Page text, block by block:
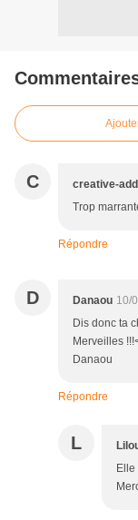
C creative-
Trop
Répondre
D Danaou 10/
Dis donc ta
Merveilles
Danaou
Répondre
L